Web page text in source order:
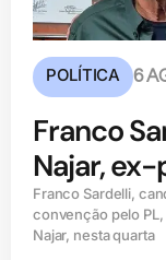
POLÍTICA 6
Franco
Najar,
Franco Sardelli,
convenção pelo
Najar, nesta quarta